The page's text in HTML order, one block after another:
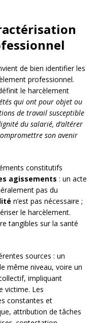
de bien identifier les
professionnel.
le harcèlement
qui ont pour objet ou
de travail susceptible
du salarié, d’altérer
son avenir
constitutifs
agissements : un acte
pas du
n’est pas nécessaire ;
le harcèlement.
tangibles sur la santé
sources : un
même niveau, voire un
impliquant
victime. Les
constantes et
attribution de tâches